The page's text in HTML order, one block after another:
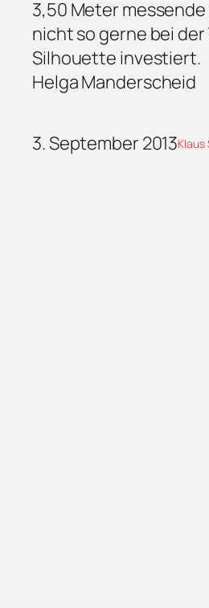
3,50 Meter
nicht so gerne bei
Silhouette investiert.
Helga Manderscheid
3. September 2013Klaus